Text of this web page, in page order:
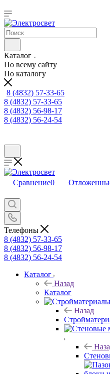
Каталог
По всему сайту
По каталогу
8 (4832) 57-33-65
8 (4832) 57-33-65
8 (4832) 56-98-17
8 (4832) 56-24-54
Сравнение0
Телефоны
8 (4832) 57-33-65
8 (4832) 56-98-17
8 (4832) 56-24-54
Каталог
Назад
Каталог
Назад